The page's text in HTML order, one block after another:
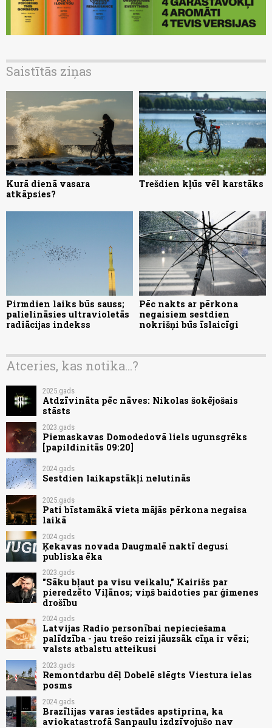
Saistītās ziņas
Kurā dienā vasara
atkāpsies?
Trešdien kļūs vēl karstāks
Pirmdien laiks būs sauss;
palielināsies ultravioletās
radiācijas indekss
Pēc nakts ar pērkona
negaisiem sestdien
nokrišņi būs īslaicīgi
Atceries, kas notika...?
2025.gads
Atdzīvināta pēc nāves: Nikolas šokējošais
stāsts
2023.gads
Piemaskavas Domodedovā liels ugunsgrēks
[papildinitās 09:20]
2024.gads
Sestdien laikapstākļi nelutinās
2025.gads
Pati bīstamākā vieta mājās pērkona negaisa
laikā
2024.gads
Ķekavas novada Daugmalē naktī degusi
publiska ēka
2023.gads
"Sāku bļaut pa visu veikalu," Kairišs par
pieredzēto Viļānos; viņš baidoties par ģimenes
drošību
2024.gads
Latvijas Radio personībai nepieciešama
palīdzība - jau trešo reizi jāuzsāk cīņa ir vēzi;
valsts atbalstu atteikusi
2023.gads
Remontdarbu dēļ Dobelē slēgts Viestura ielas
posms
2024.gads
Brazīlijas varas iestādes apstiprina, ka
aviokatastrofā Sanpaulu izdzīvojušo nav